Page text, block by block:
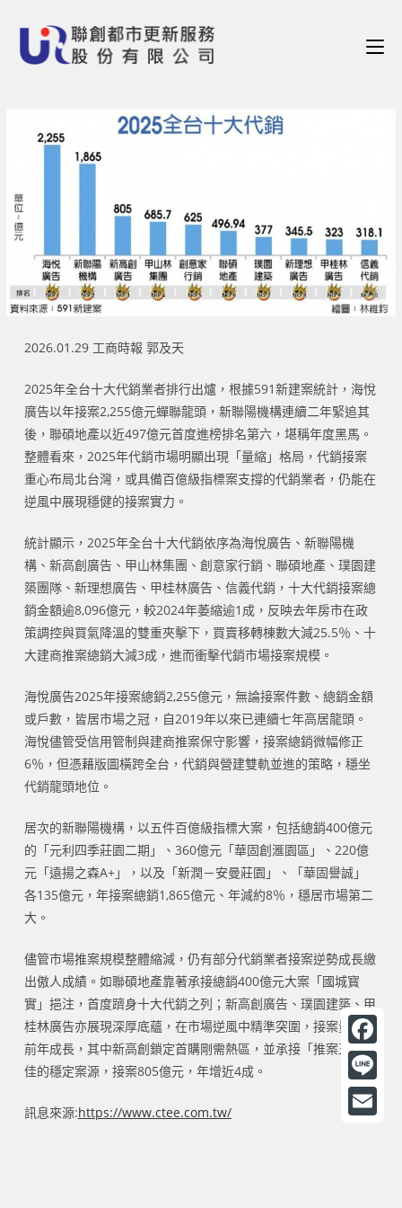
2026.01.29 工商時報 郭及天
2025年全台十大代銷業者排行出爐，根據591新建案統計，海悅
廣告以年接案2,255億元蟬聯龍頭，新聯陽機構連續二年緊追其
後，聯碩地產以近497億元首度進榜排名第六，堪稱年度黑馬。
整體看來，2025年代銷市場明顯出現「量縮」格局，代銷接案
重心布局北台灣，或具備百億級指標案支撐的代銷業者，仍能在
逆風中展現穩健的接案實力。
統計顯示，2025年全台十大代銷依序為海悅廣告、新聯陽機
構、新高創廣告、甲山林集團、創意家行銷、聯碩地產、璞園建
築團隊、新理想廣告、甲桂林廣告、信義代銷，十大代銷接案總
銷金額逾8,096億元，較2024年萎縮逾1成，反映去年房市在政
策調控與買氣降溫的雙重夾擊下，買賣移轉棟數大減25.5％、十
大建商推案總銷大減3成，進而衝擊代銷市場接案規模。
海悅廣告2025年接案總銷2,255億元，無論接案件數、總銷金額
或戶數，皆居市場之冠，自2019年以來已連續七年高居龍頭。
海悅儘管受信用管制與建商推案保守影響，接案總銷微幅修正
6％，但憑藉版圖橫跨全台，代銷與營建雙軌並進的策略，穩坐
代銷龍頭地位。
居次的新聯陽機構，以五件百億級指標大案，包括總銷400億元
的「元利四季莊園二期」、360億元「華固創滙園區」、220億
元「遠揚之森A+」，以及「新潤－安曼莊園」、「華固譽誠」
各135億元，年接案總銷1,865億元、年減約8％，穩居市場第二
大。
儘管市場推案規模整體縮減，仍有部分代銷業者接案逆勢成長繳
出傲人成績。如聯碩地產靠著承接總銷400億元大案「國城寳
實」挹注，首度躋身十大代銷之列；新高創廣告、璞園建築、甲
桂林廣告亦展現深厚底蘊，在市場逆風中精準突圍，接案量均較
前年成長，其中新高創鎖定首購剛需熱區，並承接「推案王」寶
佳的穩定案源，接案805億元，年增近4成。
訊息來源:https://www.ctee.com.tw/
F
a
c
L